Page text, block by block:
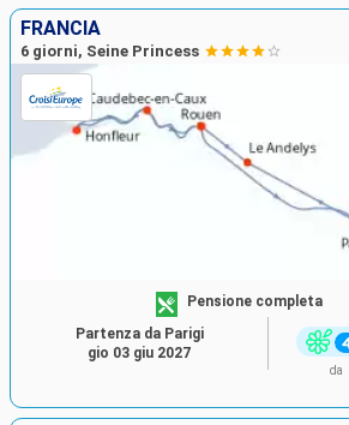
FRANCIA
6 giorni, Seine Princess
Pensione completa
da
Partenza da Parigi
gio 03 giu 2027